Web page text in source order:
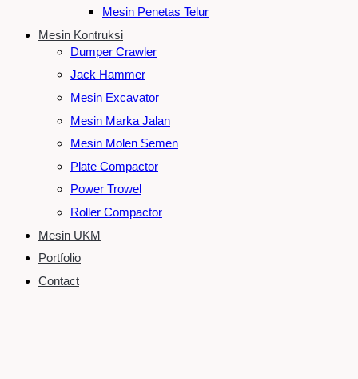
Mesin Penetas Telur
Mesin Kontruksi
Dumper Crawler
Jack Hammer
Mesin Excavator
Mesin Marka Jalan
Mesin Molen Semen
Plate Compactor
Power Trowel
Roller Compactor
Mesin UKM
Portfolio
Contact